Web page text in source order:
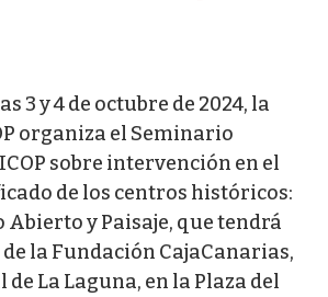
3 y 4 de octubre de 2024, la
organiza el Seminario
sobre intervención en el
de los centros históricos:
Abierto y Paisaje, que tendrá
la Fundación CajaCanarias,
La Laguna, en la Plaza del